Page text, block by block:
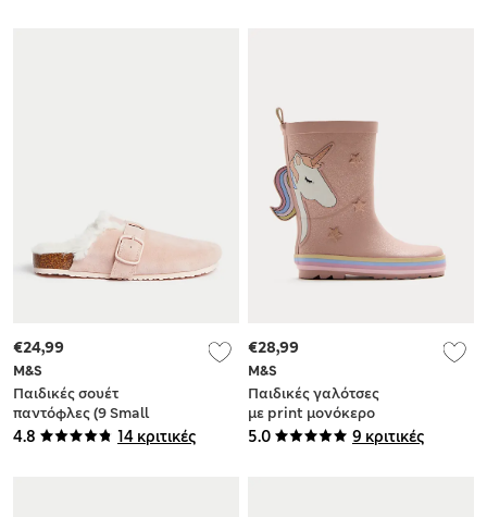
4.8 14 κριτικές
M&S
Παιδικές σουέτ
παντόφλες (9 Small
- 6 Large)
€24,99
5.0 9 κριτικές
M&S
Παιδικές γαλότσες
με print μονόκερο
(4 Small-2 Large)
€28,99